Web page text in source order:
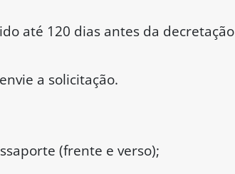
até 120 dias antes da decretação
a solicitação.
(frente e verso);